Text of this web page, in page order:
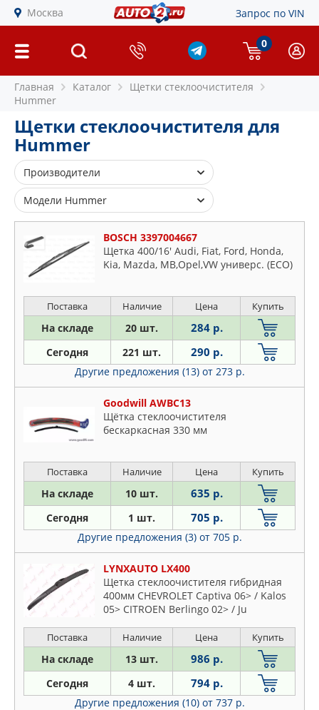
Москва Запрос по VIN
0
Главная Каталог
Щетки стеклоочистителя
Hummer
Щетки стеклоочистителя для
Hummer
Производители
BOSCH
CHAMPION
GOODWILL
LYNXAUTO
SWF
TRICO
VALEO
WEEN
Модели Hummer
H1
H2
H3
BOSCH 3397004667
Щетка 400/16' Audi, Fiat, Ford, Honda,
Kia, Mazda, MB,Opel,VW универс. (ECO)
Поставка Наличие Цена Купить
На складе 20 шт. 284 р.
Сегодня 221 шт. 290 р.
Другие предложения (13) от 273 р.
Goodwill AWBC13
Щётка стеклоочистителя
бескаркасная 330 мм
Поставка Наличие Цена Купить
На складе 10 шт. 635 р.
Сегодня 1 шт. 705 р.
Другие предложения (3) от 705 р.
LYNXAUTO LX400
Щетка стеклоочистителя гибридная
400мм CHEVROLET Captiva 06> / Kalos
05> CITROEN Berlingo 02> / Ju
Поставка Наличие Цена Купить
На складе 13 шт. 986 р.
Сегодня 4 шт. 794 р.
Другие предложения (10) от 737 р.